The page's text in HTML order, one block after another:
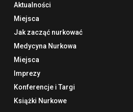
Aktualności
Miejsca
Jak zacząć nurkować
Medycyna Nurkowa
Miejsca
Imprezy
Konferencje i Targi
Książki Nurkowe